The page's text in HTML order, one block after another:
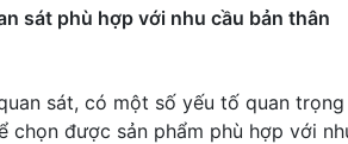
sát phù hợp với nhu cầu bản thân
sát, có một số yếu tố quan trọng
chọn được sản phẩm phù hợp với